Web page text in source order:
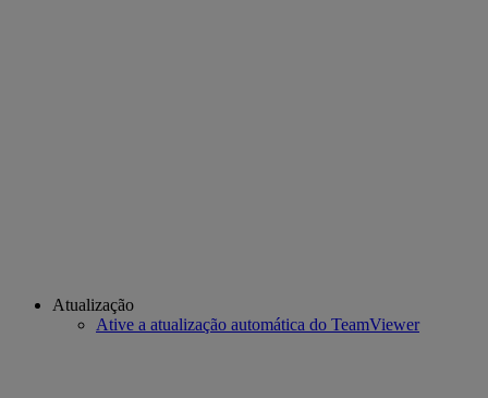
Atualização
Ative a atualização automática do TeamViewer